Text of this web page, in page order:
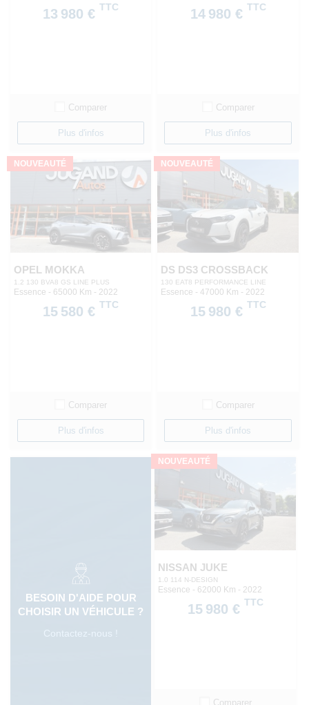
13 980 € TTC
Comparer
Plus d'infos
14 980 € TTC
Comparer
Plus d'infos
NOUVEAUTÉ
OPEL MOKKA
1.2 130 BVA8 GS LINE PLUS
Essence - 65000 Km - 2022
15 580 € TTC
Comparer
Plus d'infos
NOUVEAUTÉ
DS DS3 CROSSBACK
130 EAT8 PERFORMANCE LINE
Essence - 47000 Km - 2022
15 980 € TTC
Comparer
Plus d'infos
BESOIN D'AIDE POUR
CHOISIR UN VÉHICULE ?
Contactez-nous !
NOUVEAUTÉ
NISSAN JUKE
1.0 114 N-DESIGN
Essence - 62000 Km - 2022
15 980 € TTC
Comparer